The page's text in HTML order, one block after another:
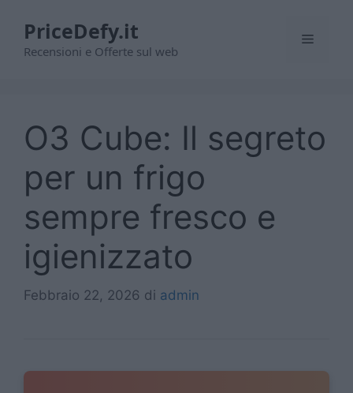
contenuto
PriceDefy.it
Recensioni e Offerte sul web
Menu
O3 Cube: Il segreto
per un frigo
sempre fresco e
igienizzato
Febbraio 22, 2026 di admin